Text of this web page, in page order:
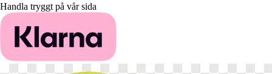
Handla tryggt på vår sida